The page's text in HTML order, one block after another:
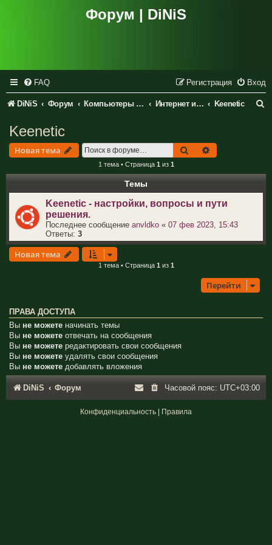
Форум | DiNiS
FAQ Вход
Регистрация
DiNiS Форум Компьютеры и периферия Интернет и сетевое оборудование Keenetic
к
Keenetic
Новая тема Поиск
1 тема • Страница 1 из 1
Темы
Keenetic - настройки, вопросы и пути
решения.
Последнее сообщение anvldko « 07 фев 2023, 15:43
Ответы: 3
Новая тема
1 тема • Страница 1 из 1
Перейти
ПРАВА ДОСТУПА
Вы не можете начинать темы
Вы не можете отвечать на сообщения
Вы не можете редактировать свои сообщения
Вы не можете удалять свои сообщения
Вы не можете добавлять вложения
DiNiS Форум Часовой пояс: UTC+03:00
Конфиденциальность Правила